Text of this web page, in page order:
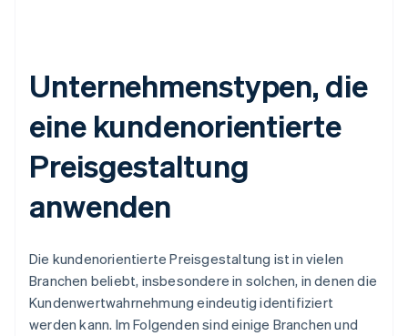
Unternehmenstypen, die
eine kundenorientierte
Preisgestaltung
anwenden
Die kundenorientierte Preisgestaltung ist in vielen
Branchen beliebt, insbesondere in solchen, in denen die
Kundenwertwahrnehmung eindeutig identifiziert
werden kann. Im Folgenden sind einige Branchen und